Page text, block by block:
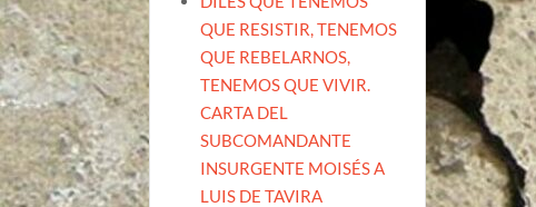
QUE RESISTIR, TENEMOS
QUE REBELARNOS,
TENEMOS QUE VIVIR.
CARTA DEL
SUBCOMANDANTE
INSURGENTE MOISÉS A
LUIS DE TAVIRA